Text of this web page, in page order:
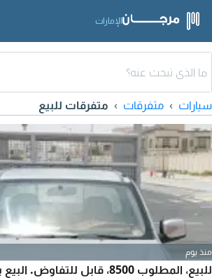
الإمارات
سيارات متفرقات متفرقات للبيع
منذ يوم
للبيع، المطلوب 8500، قابل للتفاوض. البيع بسبب دواعي السفر.